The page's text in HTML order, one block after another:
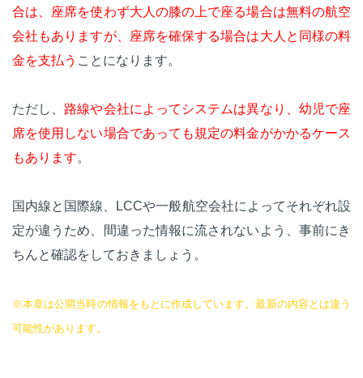
合は、座席を使わず大人の膝の上で座る場合は無料の航空
会社もありますが、座席を確保する場合は大人と同様の料
金を支払う ことになります。
ただし、 路線や会社によってシステムは異なり、幼児で座
席を使用しない場合であっても規定の料金がかかるケース
もあります。
国内線と国際線、LCCや一般航空会社によってそれぞれ設
定が違うため、間違った情報に流されないよう、事前にき
ちんと確認をしておきましょう。
※本章は公開当時の情報をもとに作成しています。最新の内容とは違う
可能性があります。